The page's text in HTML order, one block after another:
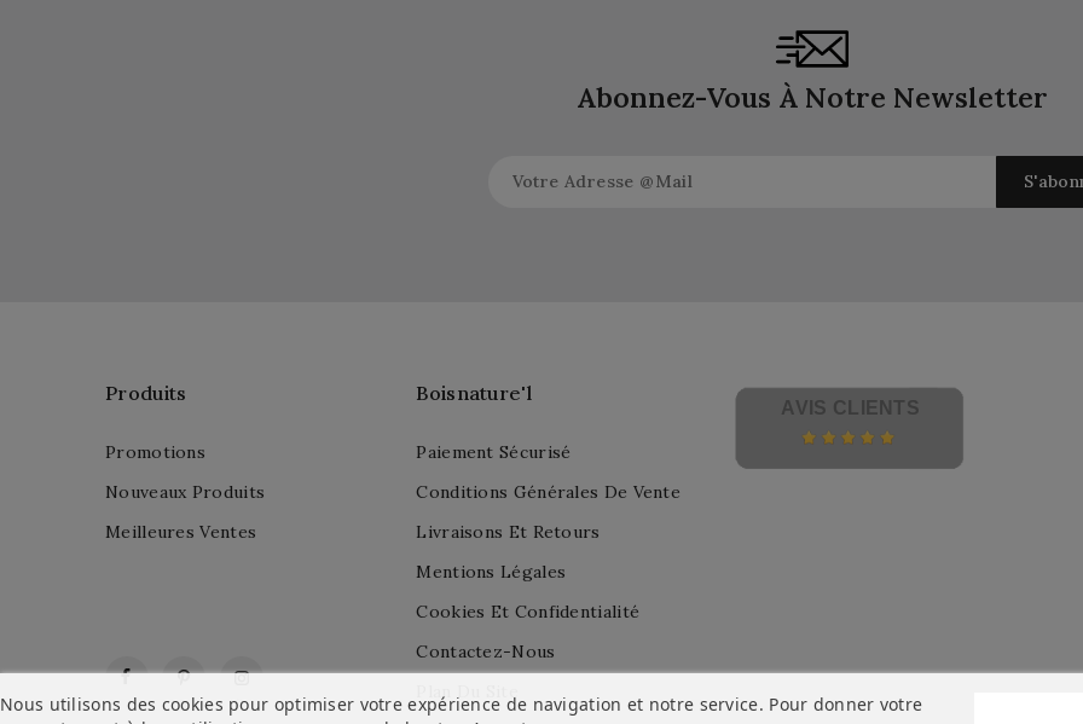
Abonnez-Vous À Notre Newsletter
FacebookPinterestInstagram
Produits
Promotions
Nouveaux Produits
Meilleures Ventes
Boisnature'l
Paiement Sécurisé
Conditions Générales De Vente
Livraisons Et Retours
Mentions Légales
Cookies Et Confidentialité
Contactez-Nous
Nous utilisons des cookies pour optimiser votre expérience de navigation et notre service. Pour donner votre
AVIS CLIENTS